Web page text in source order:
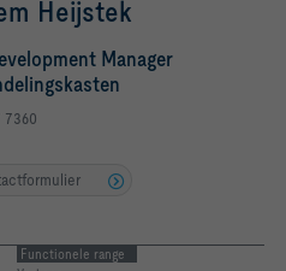
Heijstek
Manager
7360
Functionele range